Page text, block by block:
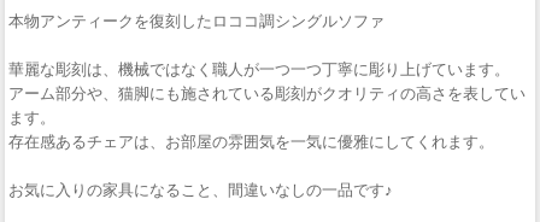
本物アンティークを復刻したロココ調シングルソファ
華麗な彫刻は、機械ではなく職人が一つ一つ丁寧に彫り上げています。
アーム部分や、猫脚にも施されている彫刻がクオリティの高さを表してい
ます。
存在感あるチェアは、お部屋の雰囲気を一気に優雅にしてくれます。
お気に入りの家具になること、間違いなしの一品です♪